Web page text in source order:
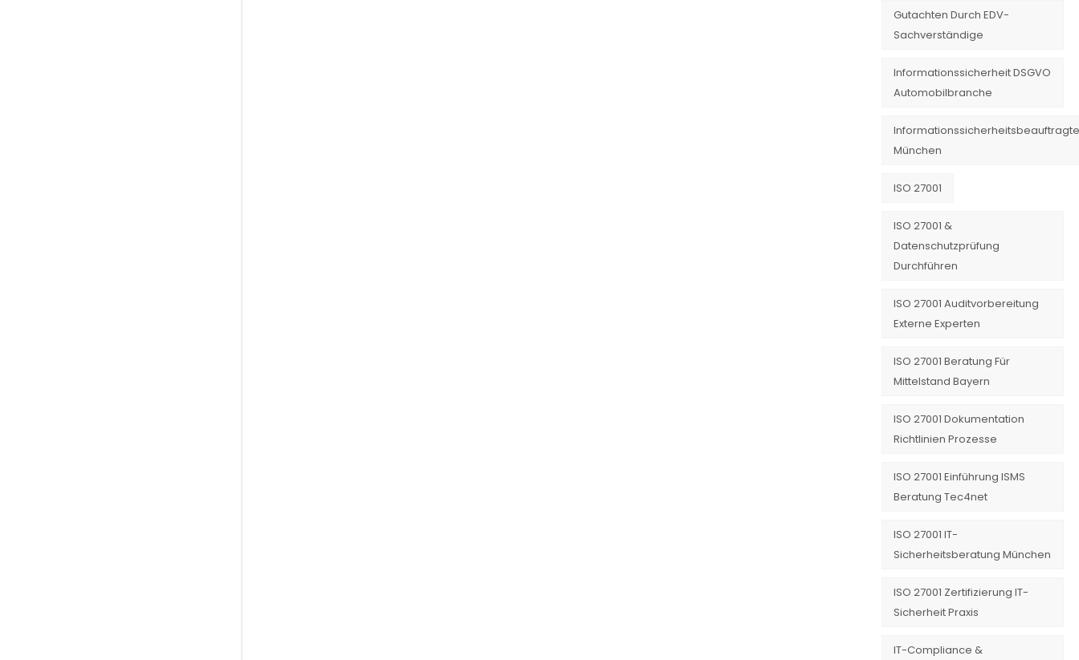
Gutachten Durch EDV-
Sachverständige
Informationssicherheit DSGVO
Automobilbranche
München
ISO 27001
ISO 27001 &
Datenschutzprüfung
Durchführen
ISO 27001 Auditvorbereitung
Externe Experten
ISO 27001 Beratung Für
Mittelstand Bayern
ISO 27001 Dokumentation
Richtlinien Prozesse
ISO 27001 Einführung ISMS
Beratung Tec4net
ISO 27001 IT-
Sicherheitsberatung München
ISO 27001 Zertifizierung IT-
Sicherheit Praxis
IT-Compliance &